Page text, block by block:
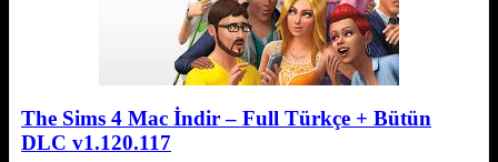
The Sims 4 Mac İndir – Full Türkçe + Bütün
DLC v1.120.117